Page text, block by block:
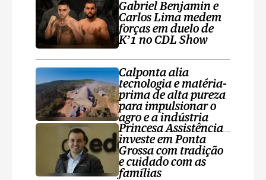
Gabriel Benjamin e
Carlos Lima medem
forças em duelo de
K’1 no CDL Show
Calponta alia
tecnologia e matéria-
prima de alta pureza
para impulsionar o
agro e a indústria
Princesa Assistência
investe em Ponta
Grossa com tradição
e cuidado com as
famílias